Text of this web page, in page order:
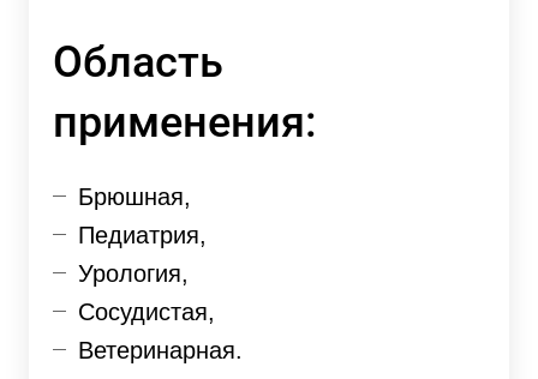
Область
применения:
Брюшная,
Педиатрия,
Урология,
Сосудистая,
Ветеринарная.